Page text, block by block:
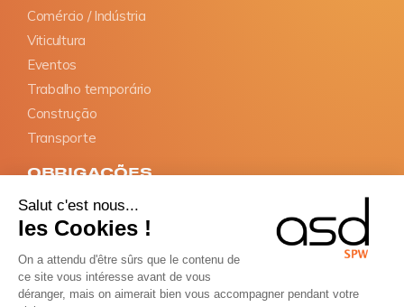
Salut c'est nous...
les Cookies !
On a attendu d'être sûrs que le contenu de
ce site vous intéresse avant de vous
déranger, mais on aimerait bien vous accompagner pendant votre
Comércio / Indústria
Viticultura
Eventos
Trabalho temporário
Construção
Transporte
OBRIGAÇÕES
Declaração SIPSI
Documentos de informação
Nomeação do representante
Cartão BTP